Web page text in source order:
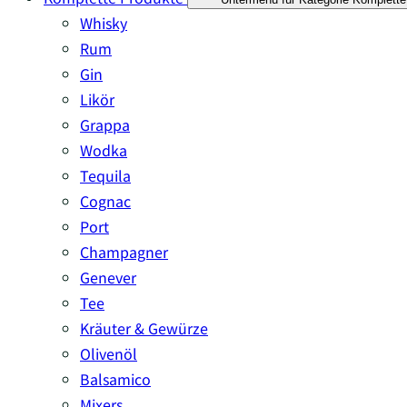
Whisky
Rum
Gin
Likör
Grappa
Wodka
Tequila
Cognac
Port
Champagner
Genever
Tee
Kräuter & Gewürze
Olivenöl
Balsamico